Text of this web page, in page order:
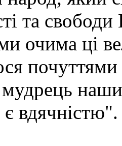
та
очима ці
почуттями
вдячністю".